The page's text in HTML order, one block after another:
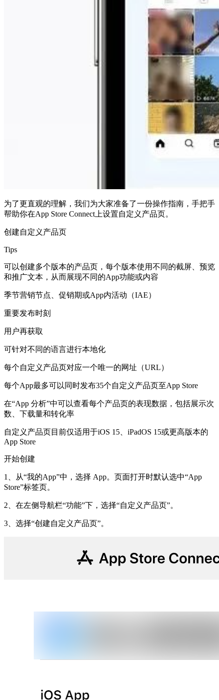
为了更直观的理解，我们为大家准备了一份操作指南，手把手
帮助你在App Store Connect上设置自定义产品页。
创建自定义产品页
Tips
可以创建多个版本的产品页，每个版本使用不同的截屏、预览
和推广文本，从而展现不同的App功能或内容
季节营销节点、促销期或App内活动（IAE）
重要发布时刻
用户再获取
可针对不同的语言进行本地化
每个自定义产品页对应一个唯一的网址（URL）
每个App最多可以同时发布35个自定义产品页至App Store
在“App 分析”中可以查看每个产品页的表现数据，包括展示次
数、下载量和转化率
自定义产品页目前仅适用于iOS 15、iPadOS 15或更高版本的
App Store
开始创建
1、从“我的App”中，选择 App。页面打开时默认选中“App
Store”标签页。
2、在左侧导航栏“功能”下，选择“自定义产品页”。
3、选择“创建自定义产品页”。